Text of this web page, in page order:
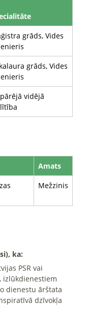
grāds, Vides
grāds, Vides
vidējā
Amats
Mežzinis
ka:
PSR vai
izlūkdienestiem
dienestu ārštata
dzīvokļa